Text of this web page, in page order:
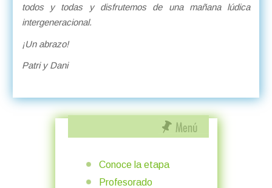
todos y todas y disfrutemos de una mañana lúdica
intergeneracional.
¡Un abrazo!
Patri y Dani
Conoce la etapa
Profesorado